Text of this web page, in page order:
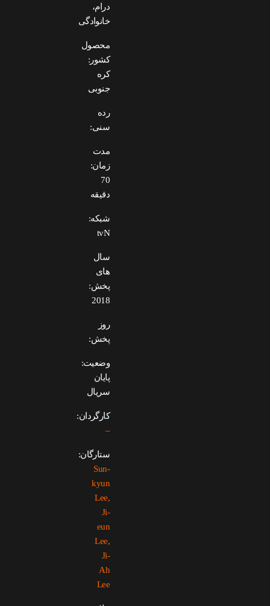
درام،
خانوادگی
محصول
کشور:
کره
جنوبی
رده
سنی:
مدت
زمان:
70
دقیقه
شبکه:
tvN
سال
های
پخش:
2018
روز
پخش:
وضعیت:
پایان
سریال
کارگردان:
–
ستارگان:
Sun-
kyun
Lee,
Ji-
eun
Lee,
Ji-
Ah
Lee